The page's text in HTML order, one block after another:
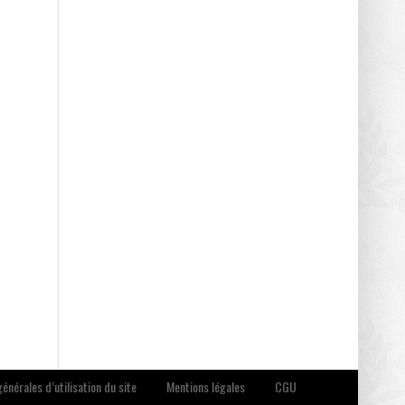
d’utilisation du site Mentions légales
CGU